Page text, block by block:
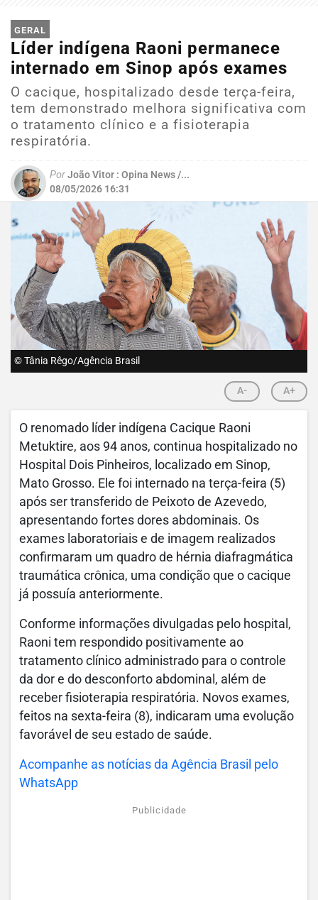
GERAL
Líder indígena Raoni permanece
internado em Sinop após exames
O cacique, hospitalizado desde terça-feira,
tem demonstrado melhora significativa com
o tratamento clínico e a fisioterapia
respiratória.
PorJoão Vitor : Opina News /...
08/05/2026 16:31
© Tânia Rêgo/Agência Brasil
A- A+
O renomado líder indígena Cacique Raoni
Metuktire, aos 94 anos, continua hospitalizado no
Hospital Dois Pinheiros, localizado em Sinop,
Mato Grosso. Ele foi internado na terça-feira (5)
após ser transferido de Peixoto de Azevedo,
apresentando fortes dores abdominais. Os
exames laboratoriais e de imagem realizados
confirmaram um quadro de hérnia diafragmática
traumática crônica, uma condição que o cacique
já possuía anteriormente.
Conforme informações divulgadas pelo hospital,
Raoni tem respondido positivamente ao
tratamento clínico administrado para o controle
da dor e do desconforto abdominal, além de
receber fisioterapia respiratória. Novos exames,
feitos na sexta-feira (8), indicaram uma evolução
favorável de seu estado de saúde.
Acompanhe as notícias da Agência Brasil pelo
WhatsApp
Publicidade